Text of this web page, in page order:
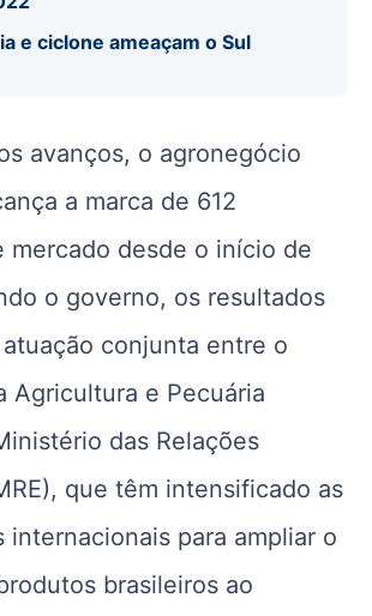
e ciclone ameaçam o Sul
avanços, o agronegócio
a marca de 612
mercado desde o início de
o governo, os resultados
conjunta entre o
Agricultura e Pecuária
das Relações
que têm intensificado as
internacionais para ampliar o
brasileiros ao